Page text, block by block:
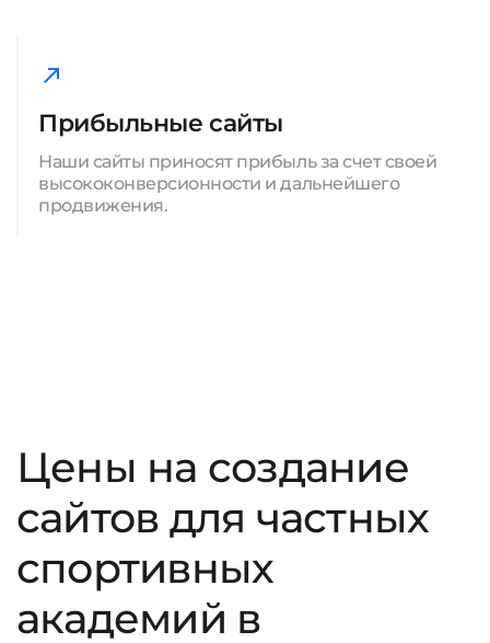
Прибыльные сайты
Наши сайты приносят прибыль за счет своей
высококонверсионности и дальнейшего
продвижения.
Цены на создание
сайтов для частных
спортивных
академий в